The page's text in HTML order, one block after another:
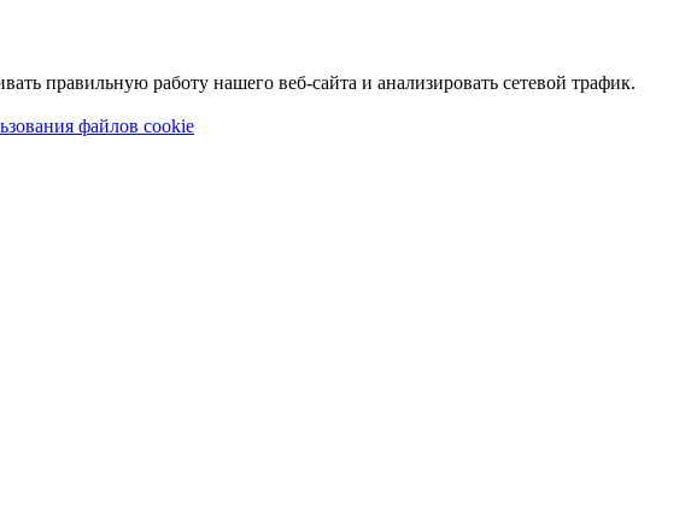
правильную работу нашего веб-сайта и анализировать сетевой трафик.
файлов cookie